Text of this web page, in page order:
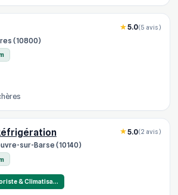
(10800)
5.0(5 avis)
sur-Barse (10140)
5.0(2 avis)
& Climatisa…